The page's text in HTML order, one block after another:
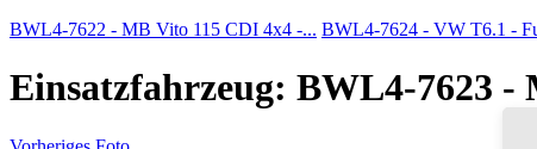
BWL4-7622 - MB Vito 115 CDI 4x4 -... BWL4-7624 - VW T6.1 -
Einsatzfahrzeug: BWL4-7623 -